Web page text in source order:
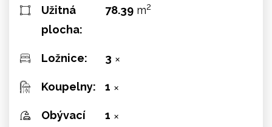
Užitná
plocha:
78.39m2
Ložnice: 3 ✕
Koupelny: 1 ✕
Obývací
1 ✕